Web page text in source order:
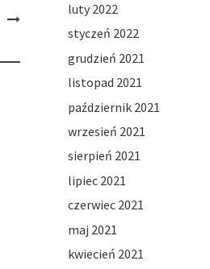
luty 2022
styczeń 2022
grudzień 2021
listopad 2021
październik 2021
wrzesień 2021
sierpień 2021
lipiec 2021
czerwiec 2021
maj 2021
kwiecień 2021